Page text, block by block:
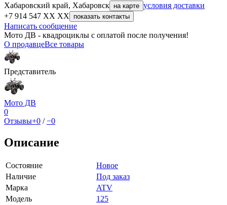
Хабаровский край, Хабаровск на карте условия доставки
+7 914 547 XX XX
показать контакты
Написать сообщение
Мото ДВ - квадроциклы с оплатой после получения!
О продавцеВсе товары
Представитель
Мото ДВ
0
Отзывы+0 /−0
Описание
Состояние
Новое
Наличие
Под заказ
Марка
ATV
Модель
125